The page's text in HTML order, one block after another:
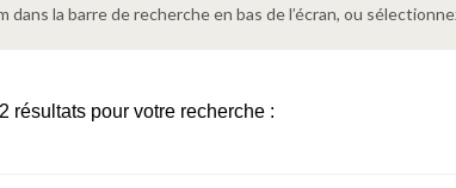
la barre de recherche en bas de l’écran, ou
2 résultats pour votre recherche :